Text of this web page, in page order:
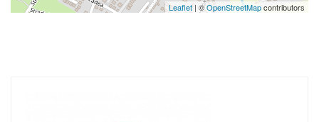
Leaflet | ©OpenStreetMapcontributors